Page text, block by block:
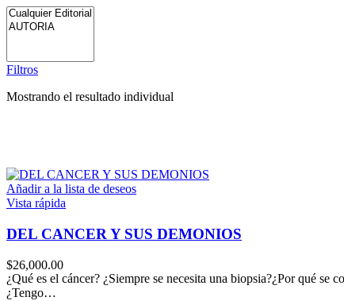
Filtros
Mostrando el resultado individual
Añadir a la lista de deseos
Vista rápida
DEL CANCER Y SUS DEMONIOS
$26,000.00
¿Qué es el cáncer? ¿Siempre se necesita una biopsia?¿Por qué
¿Tengo…